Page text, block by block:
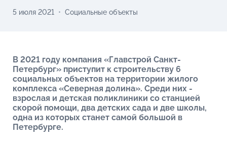
5 июля 2021 Социальные объекты
В 2021 году компания «Главстрой Санкт-
Петербург» приступит к строительству 6
социальных объектов на территории жилого
комплекса «Северная долина». Среди них -
взрослая и детская поликлиники со станцией
скорой помощи, два детских сада и две школы,
одна из которых станет самой большой в
Петербурге.